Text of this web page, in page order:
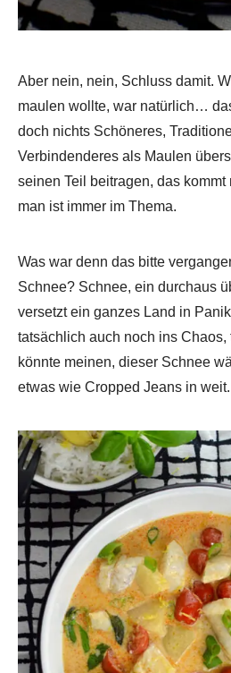
Aber nein, nein, Schluss damit.
maulen wollte, war natürlich…
doch nichts Schöneres,
Verbindenderes als Maulen
seinen Teil beitragen, das kommt
man ist immer im Thema.
Was war denn das bitte
Schnee? Schnee, ein durchaus
versetzt ein ganzes Land in
tatsächlich auch noch ins Chaos,
könnte meinen, dieser Schnee
etwas wie Cropped Jeans in weit.